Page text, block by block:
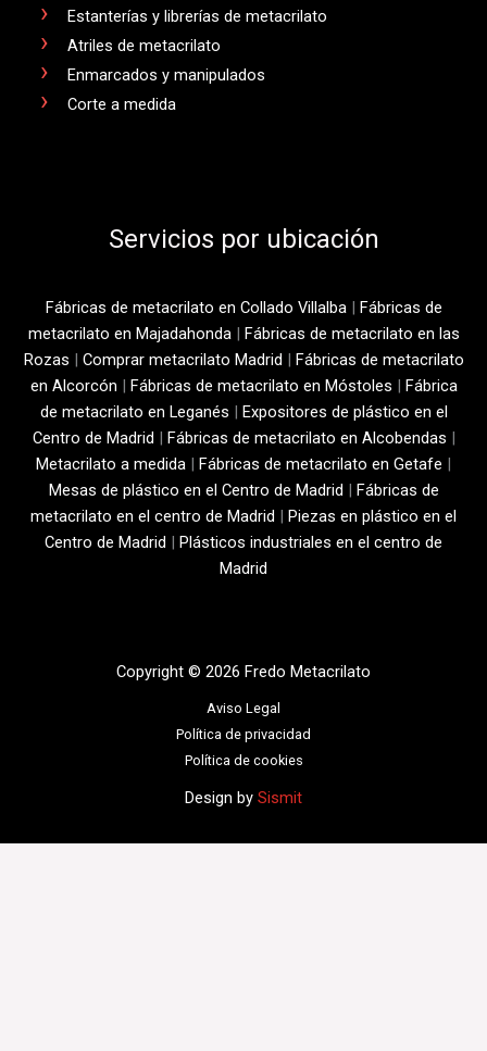
Estanterías y librerías de metacrilato
Atriles de metacrilato
Enmarcados y manipulados
Corte a medida
Servicios por ubicación
Fábricas de metacrilato en Collado Villalba| Fábricas de
metacrilato en Majadahonda| Fábricas de metacrilato en las
Rozas | Comprar metacrilato Madrid | Fábricas de metacrilato
en Alcorcón | Fábricas de metacrilato en Móstoles | Fábrica
de metacrilato en Leganés | Expositores de plástico en el
Centro de Madrid | Fábricas de metacrilato en Alcobendas |
Metacrilato a medida | Fábricas de metacrilato en Getafe |
Mesas de plástico en el Centro de Madrid | Fábricas de
metacrilato en el centro de Madrid | Piezas en plástico en el
Centro de Madrid | Plásticos industriales en el centro de
Madrid
Copyright © 2026 Fredo Metacrilato
Aviso Legal
Política de privacidad
Política de cookies
Design by Sismit